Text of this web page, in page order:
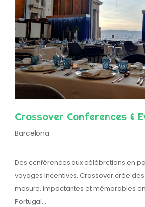
Crossover Conferences &
Barcelona
Des conférences aux célébrations en
voyages Incentives, Crossover crée
mesure, impactantes et mémorables
Portugal…